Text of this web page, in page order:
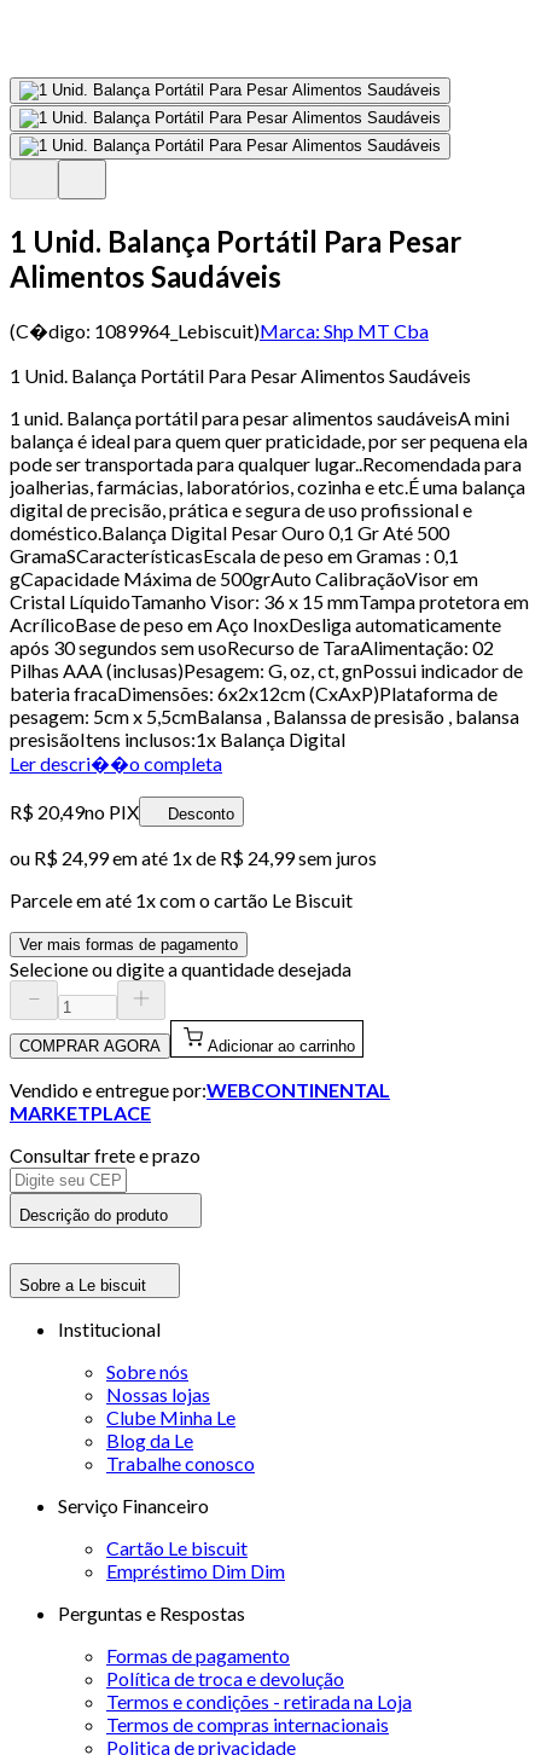
1 Unid. Balança Portátil Para Pesar
Alimentos Saudáveis
(C�digo: 1089964_Lebiscuit)Marca: Shp MT Cba
1 Unid. Balança Portátil Para Pesar Alimentos Saudáveis
1 unid. Balança portátil para pesar alimentos saudáveisA mini
balança é ideal para quem quer praticidade, por ser pequena ela
pode ser transportada para qualquer lugar..Recomendada para
joalherias, farmácias, laboratórios, cozinha e etc.É uma balança
digital de precisão, prática e segura de uso profissional e
doméstico.Balança Digital Pesar Ouro 0,1 Gr Até 500
GramaSCaracterísticasEscala de peso em Gramas : 0,1
gCapacidade Máxima de 500grAuto CalibraçãoVisor em
Cristal LíquidoTamanho Visor: 36 x 15 mmTampa protetora em
AcrílicoBase de peso em Aço InoxDesliga automaticamente
após 30 segundos sem usoRecurso de TaraAlimentação: 02
Pilhas AAA (inclusas)Pesagem: G, oz, ct, gnPossui indicador de
bateria fracaDimensões: 6x2x12cm (CxAxP)Plataforma de
pesagem: 5cm x 5,5cmBalansa , Balanssa de presisão , balansa
presisãoItens inclusos:1x Balança Digital
Ler descri��o completa
R$ 20,49no PIX Desconto
ou R$ 24,99em até 1x de R$ 24,99sem juros
Parcele em até 1x com o cartão Le Biscuit
Ver mais formas de pagamento
Selecione ou digite a quantidade desejada
COMPRAR AGORA Adicionar ao carrinho
Vendido e entregue por:WEBCONTINENTAL
MARKETPLACE
Consultar frete e prazo
Descrição do produto
Sobre a Le biscuit
Institucional
Sobre nós
Nossas lojas
Clube Minha Le
Blog da Le
Trabalhe conosco
Serviço Financeiro
Cartão Le biscuit
Empréstimo Dim Dim
Perguntas e Respostas
Formas de pagamento
Política de troca e devolução
Termos e condições - retirada na Loja
Termos de compras internacionais
Politica de privacidade